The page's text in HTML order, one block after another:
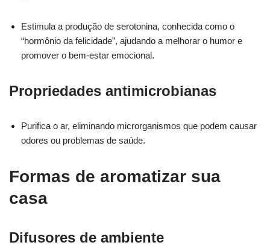
Estimula a produção de serotonina, conhecida como o
“hormônio da felicidade”, ajudando a melhorar o humor e
promover o bem-estar emocional.
Propriedades antimicrobianas
Purifica o ar, eliminando microrganismos que podem causar
odores ou problemas de saúde.
Formas de aromatizar sua
casa
Difusores de ambiente